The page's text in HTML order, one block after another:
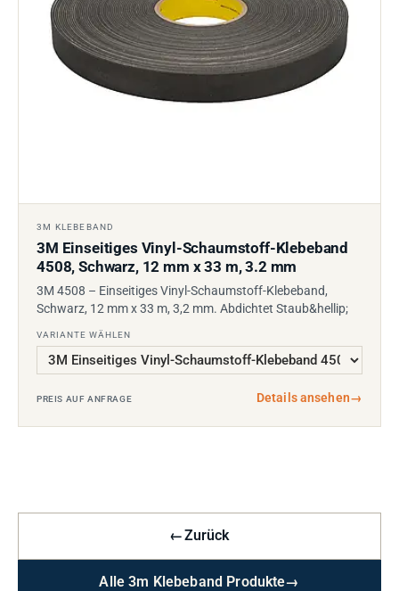
3M KLEBEBAND
3M Einseitiges Vinyl-Schaumstoff-Klebeband
4508, Schwarz, 12 mm x 33 m, 3.2 mm
3M 4508 – Einseitiges Vinyl-Schaumstoff-Klebeband,
Schwarz, 12 mm x 33 m, 3,2 mm. Abdichtet Staub&hellip;
VARIANTE WÄHLEN
PREIS AUF ANFRAGE Details ansehen→
←Zurück
Alle 3m Klebeband Produkte→